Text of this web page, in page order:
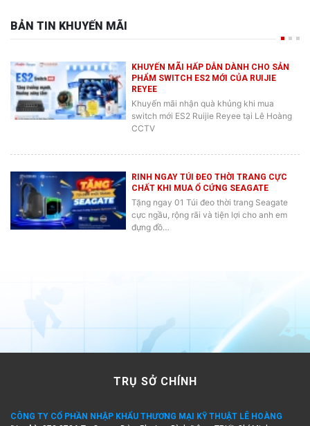
BẢN TIN KHUYẾN MÃI
PHẨM SWITCH ES2 MỚI CỦA RUIJIE
REYEE
Khuyến mãi nhận quà khủng khi mua
switch mới ES2 Ruijie Reyee tại Lê Hoàng
CCTV
CHẤT KHI MUA Ổ CỨNG SEAGATE
Tặng ngay 01 Túi đeo thời trang Seagate
cực ngầu, rộng rãi và tiện lợi cho anh em
đựng đồ…
TRỤ SỞ CHÍNH
Địa chỉ : 872-872A Tạ Quang Bửu, Phường Bình Đông, TP.Hồ Chí Minh